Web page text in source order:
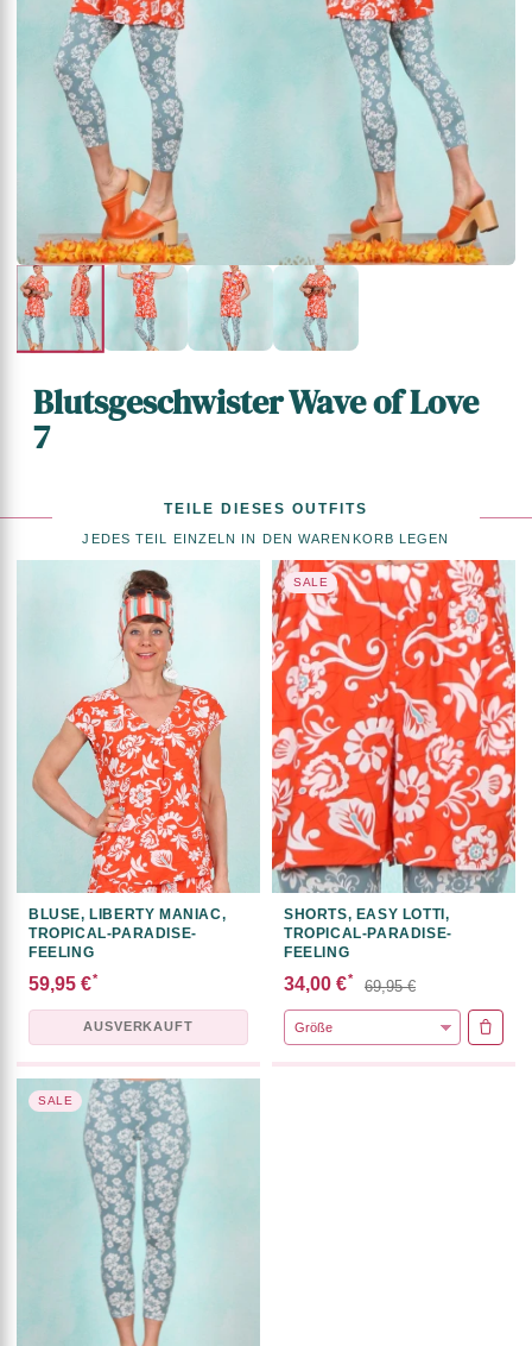
Blutsgeschwister Wave of Love
7
TEILE DIESES OUTFITS
JEDES TEIL EINZELN IN DEN WARENKORB LEGEN
BLUSE, LIBERTY MANIAC,
TROPICAL-PARADISE-
FEELING
59,95 €*
AUSVERKAUFT
SALE
SHORTS, EASY LOTTI,
TROPICAL-PARADISE-
FEELING
34,00 €* 69,95 €
IN
SALE